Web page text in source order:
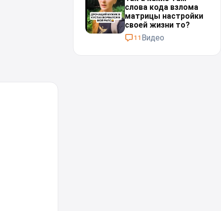
слова кода взлома
матрицы настройки
своей жизни то?
11 Видео